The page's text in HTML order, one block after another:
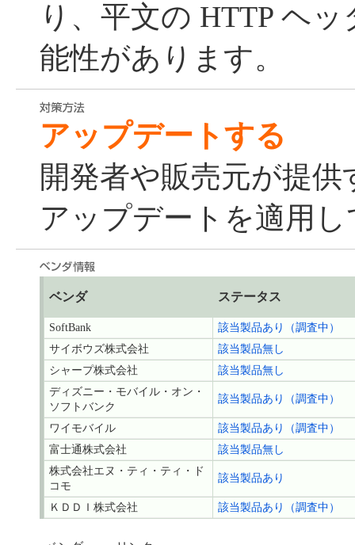
り、平文の HTTP ヘ
能性があります。
アップデートする
開発者や販売元が提
アップデートを適用
ベンダ ステータス
SoftBank
該当製品あり（調査中）
サイボウズ株式会社
該当製品無し
シャープ株式会社
該当製品無し
ディズニー・モバイル・オン・
ソフトバンク
該当製品あり（調査中）
ワイモバイル
該当製品あり（調査中）
富士通株式会社
該当製品無し
株式会社エヌ・ティ・ティ・ド
コモ
該当製品あり
ＫＤＤＩ株式会社 該当製品あり（調査中）